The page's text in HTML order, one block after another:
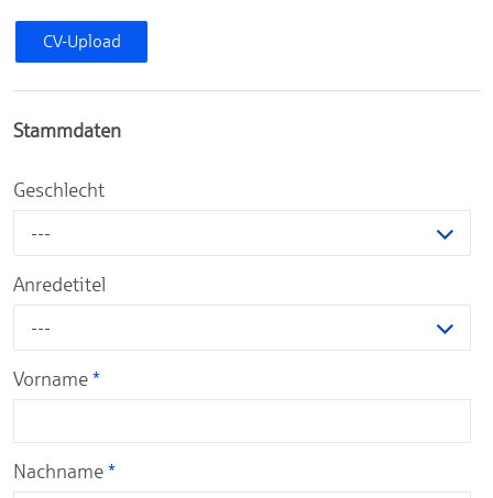
CV-Upload
Stammdaten
Geschlecht
---
Anredetitel
---
Vorname *
Nachname *